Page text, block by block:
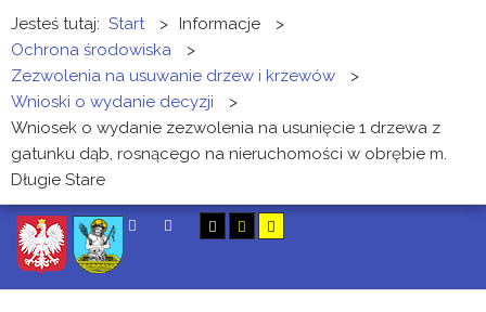
Jesteś tutaj: Start > Informacje
>
Ochrona środowiska
>
Zezwolenia na usuwanie drzew i krzewów
>
Wnioski o wydanie decyzji
>
Wniosek o wydanie zezwolenia na usunięcie 1 drzewa z
gatunku dąb, rosnącego na nieruchomości w obrębie m.
Długie Stare